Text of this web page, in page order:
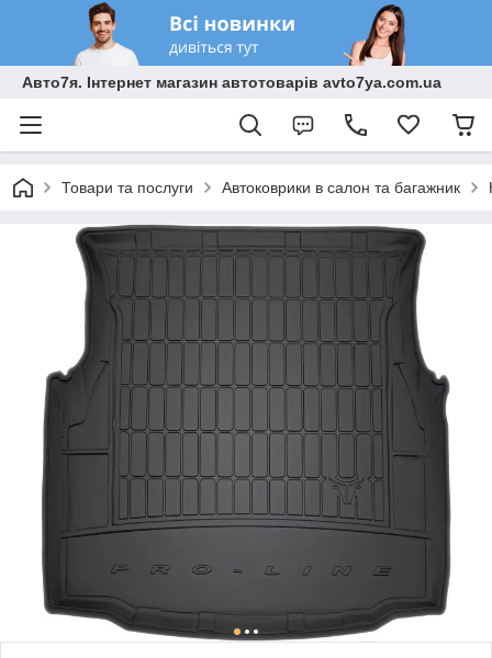
Авто7я. Інтернет магазин автотоварів avto7ya.com.ua
Товари та послуги Автоковрики в салон та багажник